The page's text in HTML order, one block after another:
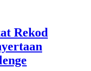
Rekod